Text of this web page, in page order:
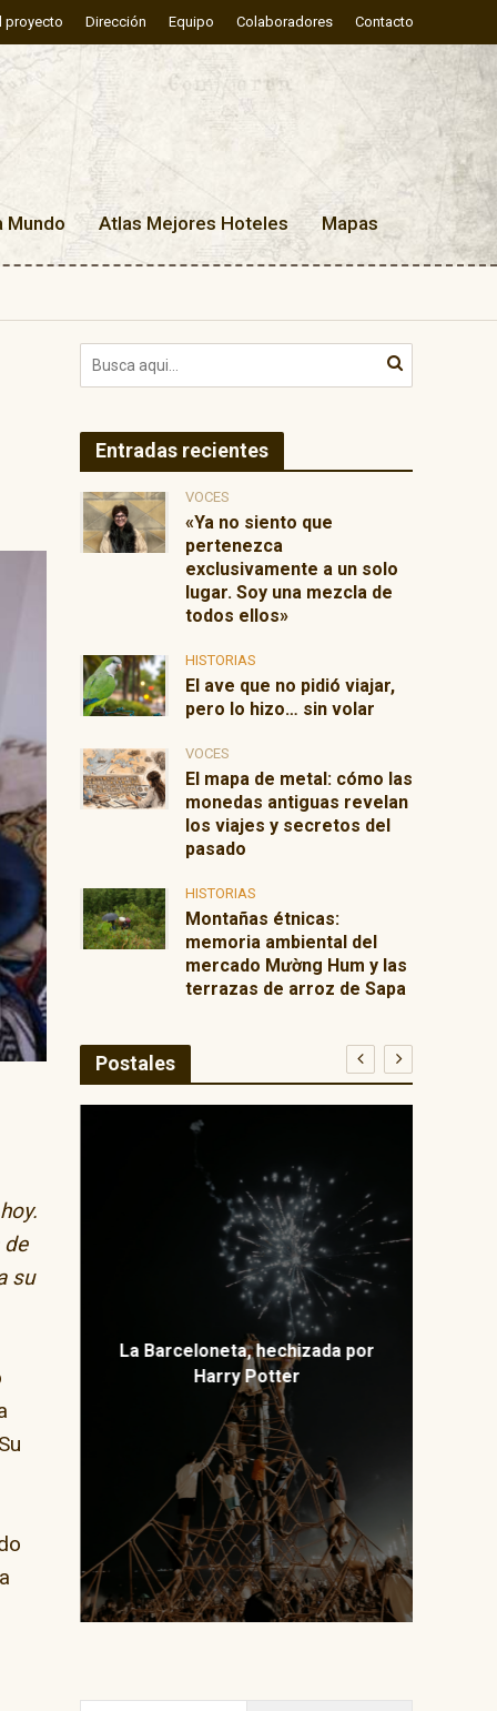
proyecto Dirección Equipo Colaboradores Contacto
Mundo Atlas Mejores Hoteles Mapas
de
su
Entradas recientes
VOCES
«Ya no siento que
pertenezca
exclusivamente a un solo
lugar. Soy una mezcla de
todos ellos»
HISTORIAS
El ave que no pidió viajar,
pero lo hizo… sin volar
VOCES
El mapa de metal: cómo las
monedas antiguas revelan
los viajes y secretos del
pasado
HISTORIAS
Montañas étnicas:
memoria ambiental del
mercado Mường Hum y las
terrazas de arroz de Sapa
Postales
La Barceloneta, hechizada por
Harry Potter